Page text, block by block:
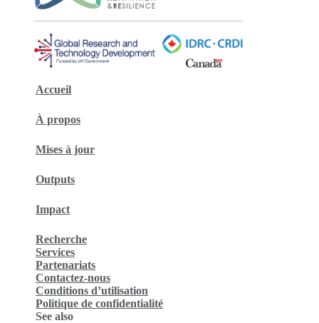
Accueil
À propos
Mises à jour
Outputs
Impact
Recherche
Services
Partenariats
Contactez-nous
Conditions d’utilisation
Politique de confidentialité
See also